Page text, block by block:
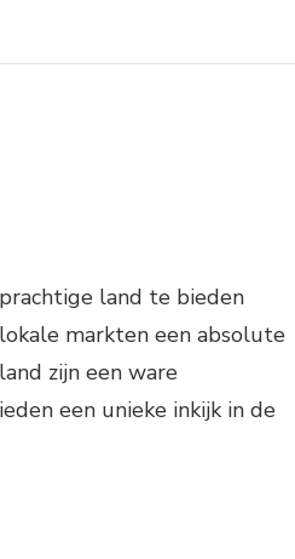
land te bieden
markten een absolute
zijn een ware
een unieke inkijk in de